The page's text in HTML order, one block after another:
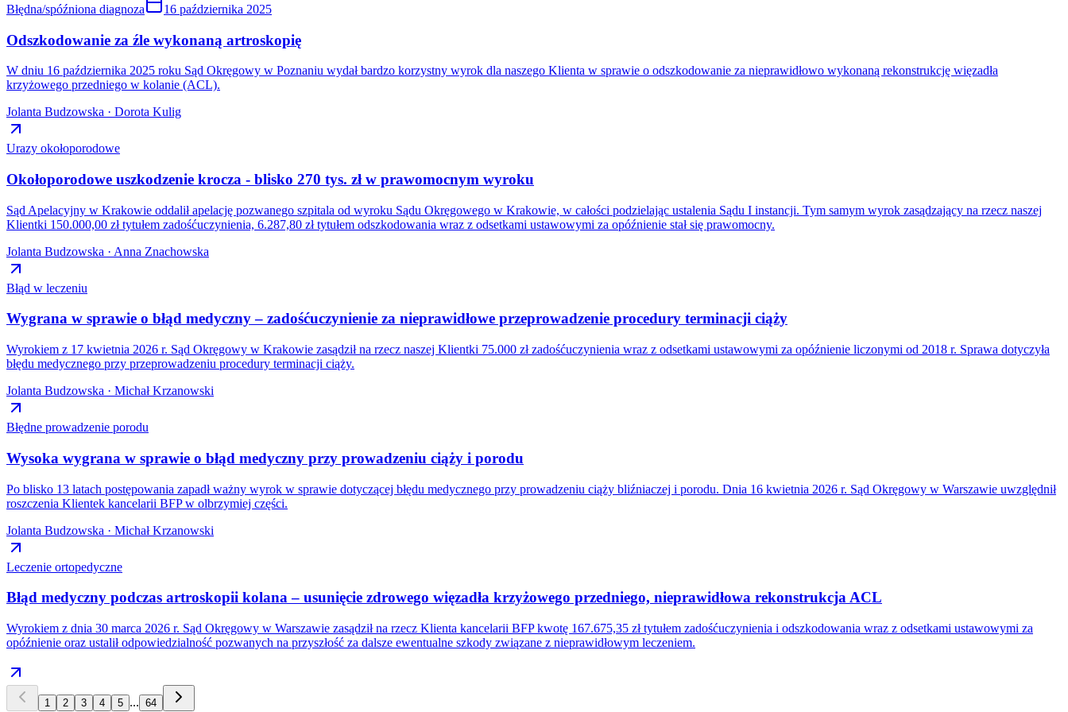
Błędna/spóźniona diagnoza 16 października 2025
Odszkodowanie za źle wykonaną artroskopię
W dniu 16 października 2025 roku Sąd Okręgowy w Poznaniu wydał bardzo korzystny wyrok dla naszego Klienta w sprawie o odszkodowanie za nieprawidłowo wykonaną rekonstrukcję więzadła
krzyżowego przedniego w kolanie (ACL).
Jolanta Budzowska · Dorota Kulig
Urazy okołoporodowe
Okołoporodowe uszkodzenie krocza - blisko 270 tys. zł w prawomocnym wyroku
Sąd Apelacyjny w Krakowie oddalił apelację pozwanego szpitala od wyroku Sądu Okręgowego w Krakowie, w całości podzielając ustalenia Sądu I instancji. Tym samym wyrok zasądzający na rzecz naszej
Klientki 150.000,00 zł tytułem zadośćuczynienia, 6.287,80 zł tytułem odszkodowania wraz z odsetkami ustawowymi za opóźnienie stał się prawomocny.
Jolanta Budzowska · Anna Znachowska
Błąd w leczeniu
Wygrana w sprawie o błąd medyczny – zadośćuczynienie za nieprawidłowe przeprowadzenie procedury terminacji ciąży
Wyrokiem z 17 kwietnia 2026 r. Sąd Okręgowy w Krakowie zasądził na rzecz naszej Klientki 75.000 zł zadośćuczynienia wraz z odsetkami ustawowymi za opóźnienie liczonymi od 2018 r. Sprawa dotyczyła
błędu medycznego przy przeprowadzeniu procedury terminacji ciąży.
Jolanta Budzowska · Michał Krzanowski
Błędne prowadzenie porodu
Wysoka wygrana w sprawie o błąd medyczny przy prowadzeniu ciąży i porodu
Po blisko 13 latach postępowania zapadł ważny wyrok w sprawie dotyczącej błędu medycznego przy prowadzeniu ciąży bliźniaczej i porodu. Dnia 16 kwietnia 2026 r. Sąd Okręgowy w Warszawie uwzględnił
roszczenia Klientek kancelarii BFP w olbrzymiej części.
Jolanta Budzowska · Michał Krzanowski
Leczenie ortopedyczne
Błąd medyczny podczas artroskopii kolana – usunięcie zdrowego więzadła krzyżowego przedniego, nieprawidłowa rekonstrukcja ACL
Wyrokiem z dnia 30 marca 2026 r. Sąd Okręgowy w Warszawie zasądził na rzecz Klienta kancelarii BFP kwotę 167.675,35 zł tytułem zadośćuczynienia i odszkodowania wraz z odsetkami ustawowymi za
opóźnienie oraz ustalił odpowiedzialność pozwanych na przyszłość za dalsze ewentualne szkody związane z nieprawidłowym leczeniem.
1 2 3 4 5 ... 64